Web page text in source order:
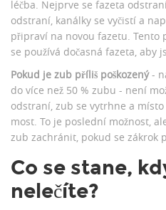
léčba. Nejprve se fazeta
odstraní, kanálky se vyčistí a
připraví na novou fazetu. Tento
se používá dočasná fazeta, aby
Pokud je zub příliš poškozený-
do více než 50 % zubu - není
odstraní, zub se vytrhne a
most. To je poslední možnost,
zub zachránit, pokud se zákrok
Co se stane,
nelečíte?